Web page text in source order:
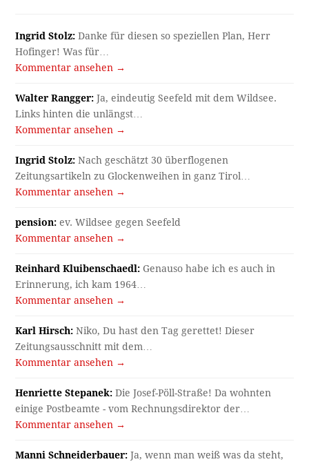
Ingrid Stolz: Danke für diesen so speziellen Plan, Herr
Hofinger! Was für…
Kommentar ansehen →
Walter Rangger: Ja, eindeutig Seefeld mit dem Wildsee.
Links hinten die unlängst…
Kommentar ansehen →
Ingrid Stolz: Nach geschätzt 30 überflogenen
Zeitungsartikeln zu Glockenweihen in ganz Tirol…
Kommentar ansehen →
pension: ev. Wildsee gegen Seefeld
Kommentar ansehen →
Reinhard Kluibenschaedl: Genauso habe ich es auch in
Erinnerung, ich kam 1964…
Kommentar ansehen →
Karl Hirsch: Niko, Du hast den Tag gerettet! Dieser
Zeitungsausschnitt mit dem…
Kommentar ansehen →
Henriette Stepanek: Die Josef-Pöll-Straße! Da wohnten
einige Postbeamte - vom Rechnungsdirektor der…
Kommentar ansehen →
Manni Schneiderbauer: Ja, wenn man weiß was da steht,